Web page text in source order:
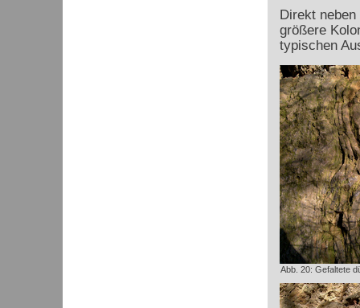
Direkt
größere
typischen
Abb. 20: Gefaltete